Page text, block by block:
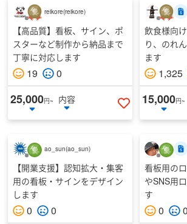
reikore(reikore)
【高品質】看板、サイン、ポ
スターなど制作から納品まで
丁寧に対応します
19 0
25,000円~
内容
いいねする
飲食様向
り、のれ
ます
1,325
15,000円~
ao_sun(ao_sun)
【開業支援】認知拡大・集客
用の看板・サインをデザイン
します
0 0
看板用の
やSNS用
す
0 0